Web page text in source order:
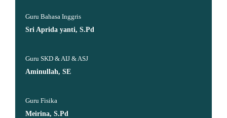
Guru Bahasa Inggris
Sri Aprida yanti, S.Pd
Guru SKD & AIJ & ASJ
Aminullah, SE
Guru Fisika
Meirina, S.Pd